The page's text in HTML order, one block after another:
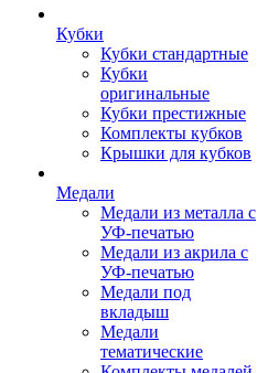
Кубки
Кубки стандартные
Кубки
оригинальные
Кубки престижные
Комплекты кубков
Крышки для кубков
Медали
Медали из металла с
УФ-печатью
Медали из акрила с
УФ-печатью
Медали под
вкладыш
Медали
тематические